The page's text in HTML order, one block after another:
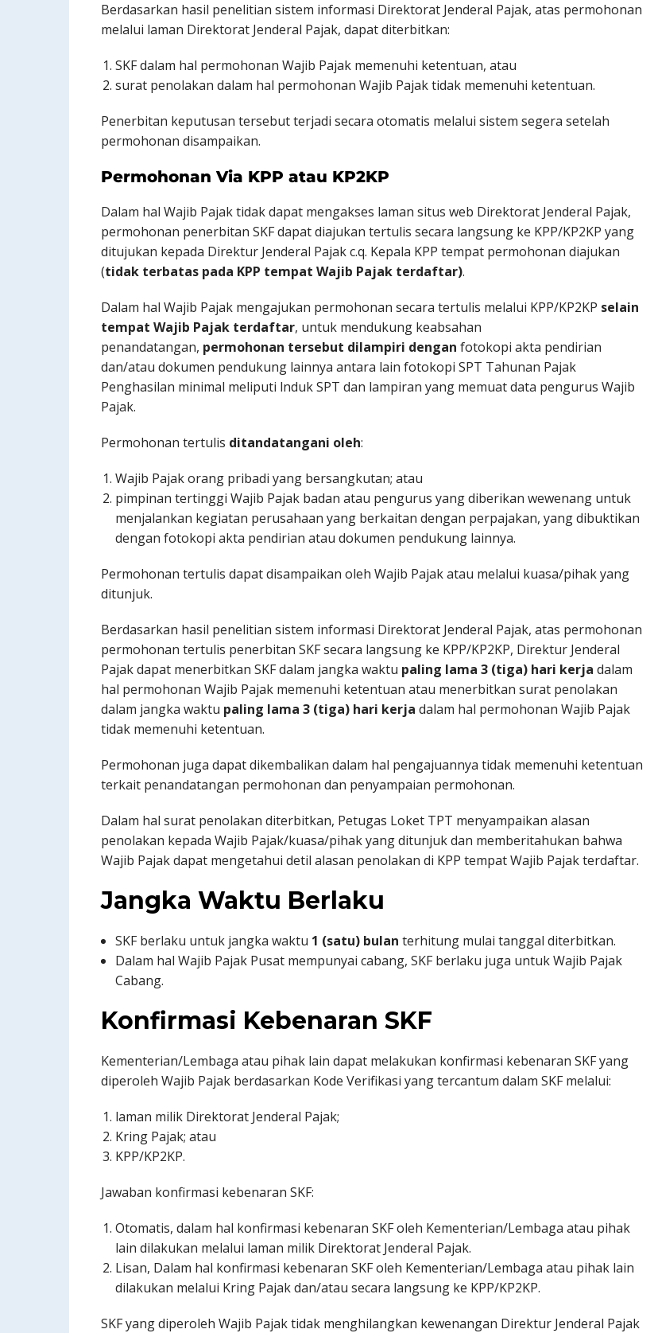
Berdasarkan hasil penelitian sistem informasi Direktorat Jenderal Pajak, atas permohonan
melalui laman Direktorat Jenderal Pajak, dapat diterbitkan:
SKF dalam hal permohonan Wajib Pajak memenuhi ketentuan, atau
surat penolakan dalam hal permohonan Wajib Pajak tidak memenuhi ketentuan.
Penerbitan keputusan tersebut terjadi secara otomatis melalui sistem segera setelah
permohonan disampaikan.
Permohonan Via KPP atau KP2KP
Dalam hal Wajib Pajak tidak dapat mengakses laman situs web Direktorat Jenderal Pajak,
permohonan penerbitan SKF dapat diajukan tertulis secara langsung ke KPP/KP2KP yang
ditujukan kepada Direktur Jenderal Pajak c.q. Kepala KPP tempat permohonan diajukan
(tidak terbatas pada KPP tempat Wajib Pajak terdaftar).
Dalam hal Wajib Pajak mengajukan permohonan secara tertulis melalui KPP/KP2KP selain
tempat Wajib Pajak terdaftar, untuk mendukung keabsahan
penandatangan, permohonan tersebut dilampiri dengan fotokopi akta pendirian
dan/atau dokumen pendukung lainnya antara lain fotokopi SPT Tahunan Pajak
Penghasilan minimal meliputi lnduk SPT dan lampiran yang memuat data pengurus Wajib
Pajak.
Permohonan tertulis ditandatangani oleh:
Wajib Pajak orang pribadi yang bersangkutan; atau
pimpinan tertinggi Wajib Pajak badan atau pengurus yang diberikan wewenang untuk
menjalankan kegiatan perusahaan yang berkaitan dengan perpajakan, yang dibuktikan
dengan fotokopi akta pendirian atau dokumen pendukung lainnya.
Permohonan tertulis dapat disampaikan oleh Wajib Pajak atau melalui kuasa/pihak yang
ditunjuk.
Berdasarkan hasil penelitian sistem informasi Direktorat Jenderal Pajak, atas permohonan
permohonan tertulis penerbitan SKF secara langsung ke KPP/KP2KP, Direktur Jenderal
Pajak dapat menerbitkan SKF dalam jangka waktu paling lama 3 (tiga) hari kerja dalam
hal permohonan Wajib Pajak memenuhi ketentuan atau menerbitkan surat penolakan
dalam jangka waktu paling lama 3 (tiga) hari kerja dalam hal permohonan Wajib Pajak
tidak memenuhi ketentuan.
Permohonan juga dapat dikembalikan dalam hal pengajuannya tidak memenuhi ketentuan
terkait penandatangan permohonan dan penyampaian permohonan.
Dalam hal surat penolakan diterbitkan, Petugas Loket TPT menyampaikan alasan
penolakan kepada Wajib Pajak/kuasa/pihak yang ditunjuk dan memberitahukan bahwa
Wajib Pajak dapat mengetahui detil alasan penolakan di KPP tempat Wajib Pajak terdaftar.
Jangka Waktu Berlaku
SKF berlaku untuk jangka waktu 1 (satu) bulan terhitung mulai tanggal diterbitkan.
Dalam hal Wajib Pajak Pusat mempunyai cabang, SKF berlaku juga untuk Wajib Pajak
Cabang.
Konfirmasi Kebenaran SKF
Kementerian/Lembaga atau pihak lain dapat melakukan konfirmasi kebenaran SKF yang
diperoleh Wajib Pajak berdasarkan Kode Verifikasi yang tercantum dalam SKF melalui:
laman milik Direktorat Jenderal Pajak;
Kring Pajak; atau
KPP/KP2KP.
Jawaban konfirmasi kebenaran SKF:
Otomatis, dalam hal konfirmasi kebenaran SKF oleh Kementerian/Lembaga atau pihak
lain dilakukan melalui laman milik Direktorat Jenderal Pajak.
Lisan, Dalam hal konfirmasi kebenaran SKF oleh Kementerian/Lembaga atau pihak lain
dilakukan melalui Kring Pajak dan/atau secara langsung ke KPP/KP2KP.
SKF yang diperoleh Wajib Pajak tidak menghilangkan kewenangan Direktur Jenderal Pajak